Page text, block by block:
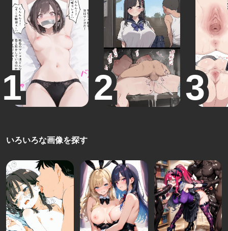
いろいろな画像を探す